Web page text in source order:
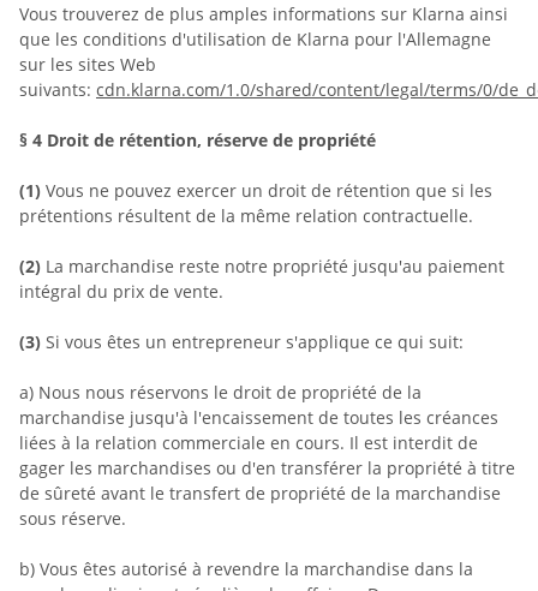
Vous trouverez de plus amples informations sur Klarna ainsi
que les conditions d'utilisation de Klarna pour l'Allemagne
sur les sites Web
suivants: cdn.klarna.com/1.0/shared/content/legal/terms/0/
§ 4 Droit de rétention, réserve de propriété
(1) Vous ne pouvez exercer un droit de rétention que si les
prétentions résultent de la même relation contractuelle.
(2) La marchandise reste notre propriété jusqu'au paiement
intégral du prix de vente.
(3) Si vous êtes un entrepreneur s'applique ce qui suit:
a) Nous nous réservons le droit de propriété de la
marchandise jusqu'à l'encaissement de toutes les créances
liées à la relation commerciale en cours. Il est interdit de
gager les marchandises ou d'en transférer la propriété à titre
de sûreté avant le transfert de propriété de la marchandise
sous réserve.
b) Vous êtes autorisé à revendre la marchandise dans la